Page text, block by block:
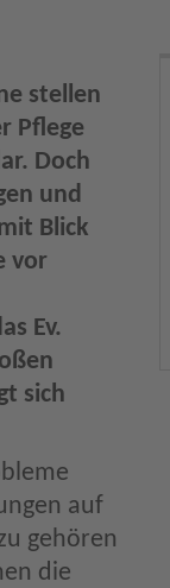
stellen
Pflege
Doch
und
Blick
vor
Ev.
sich
auf
gehören
die